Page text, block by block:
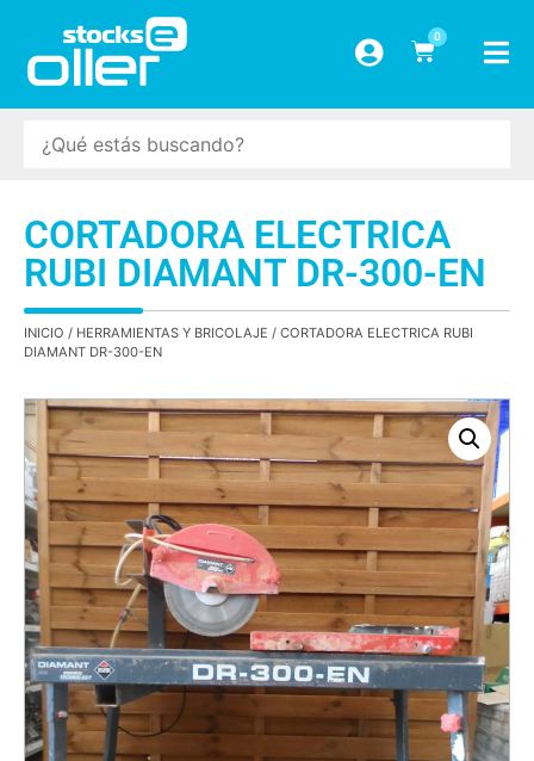
0
CORTADORA ELECTRICA
RUBI DIAMANT DR-300-EN
INICIO / HERRAMIENTAS Y BRICOLAJE / CORTADORA ELECTRICA RUBI
DIAMANT DR-300-EN